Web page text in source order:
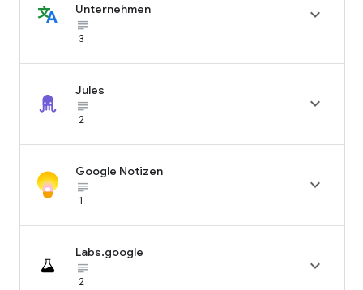
Unternehmen
subject_black
3

Jules
subject_black
2

Google Notizen
subject_black
1

Labs.google
subject_black
2
